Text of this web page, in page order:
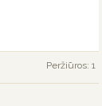
Peržiūros: 1